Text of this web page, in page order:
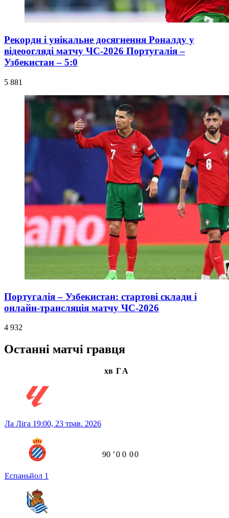
Рекорди і унікальне досягнення Роналду у
відеоогляді матчу ЧС-2026 Португалія –
Узбекистан – 5:0
5 881
Португалія – Узбекистан: стартові склади і
онлайн-трансляція матчу ЧС-2026
4 932
Останні матчі гравця
хв ГА
Ла Ліга 19:00, 23 трав. 2026
Еспаньйол 1
90 ʼ0 0 00